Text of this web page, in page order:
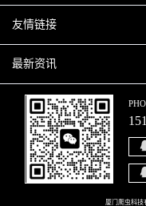
微信小程序
移动APP
商城解决方案
商城会员积分商城解决方案
网站解决方案
智慧校园解决方案
智慧停车解决方案
友情链接
厦门小程序开发
厦门APP开发
厦门微商城开发
博客园
最新资讯
行业资讯
爬虫动态
厦门爬虫科技